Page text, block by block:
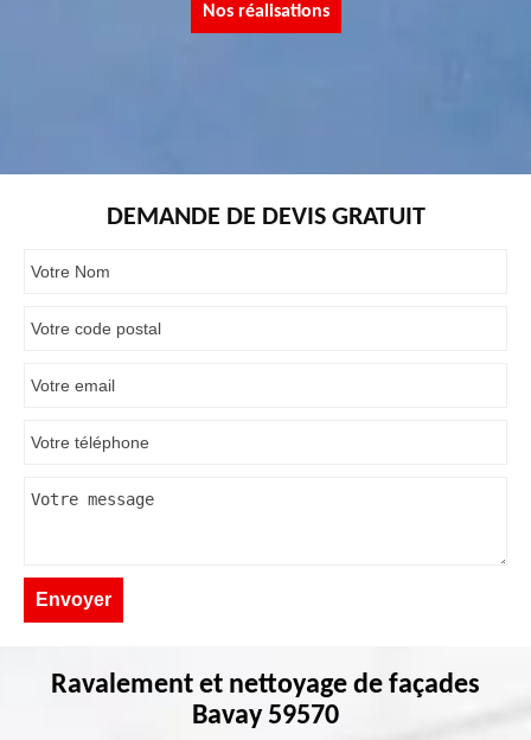
Nos réalisations
DEMANDE DE DEVIS GRATUIT
Ravalement et nettoyage de façades
Bavay 59570